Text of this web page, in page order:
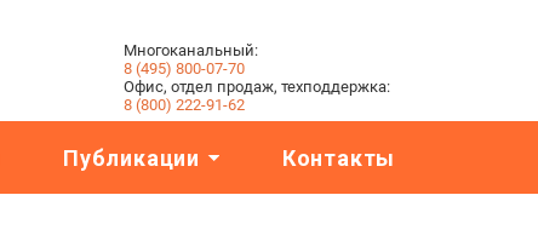
Многоканальный:
8 (495) 800-07-70
Офис, отдел продаж, техподдержка:
8 (800) 222-91-62
Публикации
Контакты